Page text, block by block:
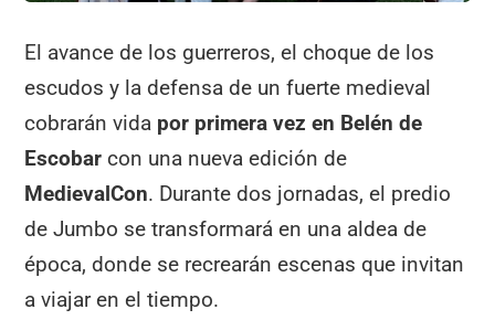
El avance de los guerreros, el choque de los
escudos y la defensa de un fuerte medieval
cobrarán vida por primera vez en Belén de
Escobar con una nueva edición de
MedievalCon. Durante dos jornadas, el predio
de Jumbo se transformará en una aldea de
época, donde se recrearán escenas que invitan
a viajar en el tiempo.